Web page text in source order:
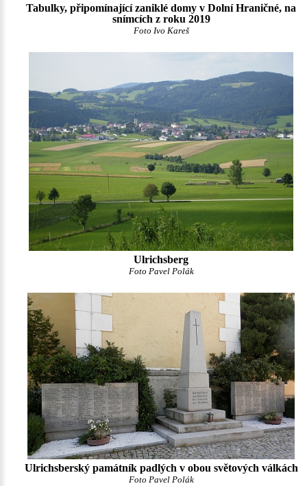
Tabulky, připomínající zaniklé domy v Dolní Hraničné, na
snímcích z roku 2019
Foto Ivo Kareš
Ulrichsberg
Foto Pavel Polák
Ulrichsberský památník padlých v obou světových válkách
Foto Pavel Polák